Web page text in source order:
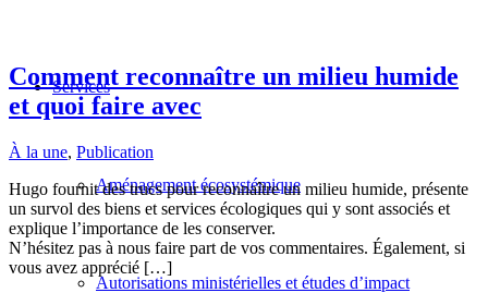
Services
Aménagement écosystémique
Autorisations ministérielles et études d’impact
Comment reconnaître un milieu humide
et quoi faire avec
À la une, Publication
Hugo fournit des trucs pour reconnaître un milieu humide, présente
un survol des biens et services écologiques qui y sont associés et
explique l’importance de les conserver.
N’hésitez pas à nous faire part de vos commentaires. Également, si
vous avez apprécié […]